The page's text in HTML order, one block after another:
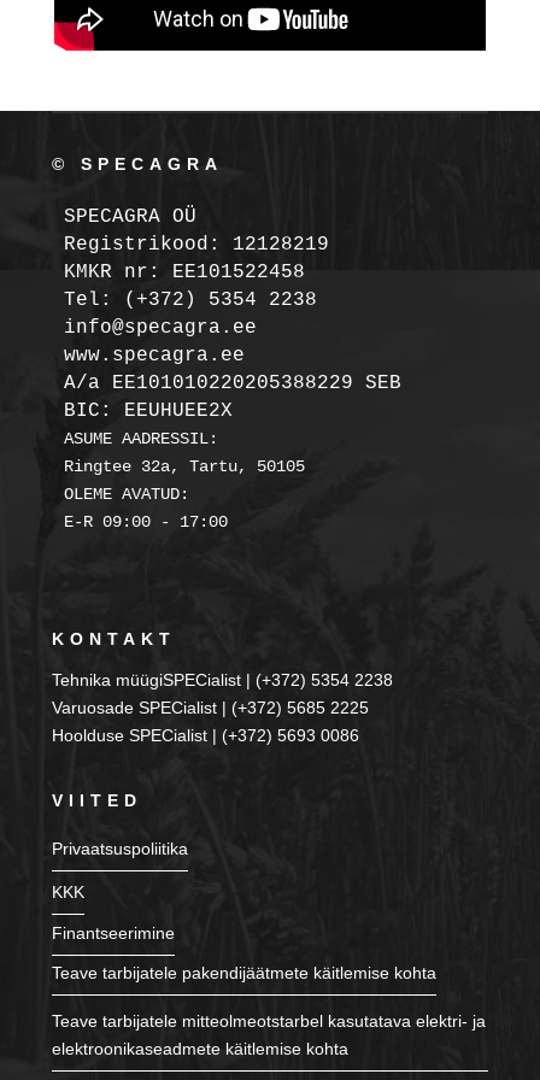
© SPECAGRA
SPECAGRA OÜ
Registrikood: 12128219
KMKR nr: EE101522458
Tel: (+372) 5354 2238
info@specagra.ee
A/a EE101010220205388229 SEB
BIC: EEUHUEE2X
ASUME AADRESSIL:
Ringtee 32a, Tartu, 50105
OLEME AVATUD:
E-R 09:00 - 17:00
KONTAKT
Tehnika müügiSPECialist | (+372) 5354 2238
Varuosade SPECialist | (+372) 5685 2225
Hoolduse SPECialist | (+372) 5693 0086
VIITED
Privaatsuspoliitika
KKK
Finantseerimine
Teave tarbijatele pakendijäätmete käitlemise kohta
Teave tarbijatele mitteolmeotstarbel kasutatava elektri- ja
elektroonikaseadmete käitlemise kohta